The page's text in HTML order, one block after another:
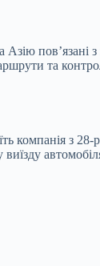
Азію
та
з 28-